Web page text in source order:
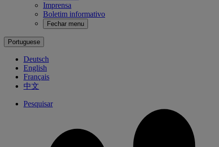
Imprensa
Boletim informativo
Fechar menu
Portuguese
Deutsch
English
Français
中文
Pesquisar